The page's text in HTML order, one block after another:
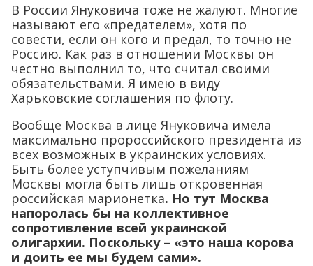
В России Януковича тоже не жалуют. Многие
называют его «предателем», хотя по
совести, если он кого и предал, то точно не
Россию. Как раз в отношении Москвы он
честно выполнил то, что считал своими
обязательствами. Я имею в виду
Харьковские соглашения по флоту.
Вообще Москва в лице Януковича имела
максимально пророссийского президента из
всех возможных в украинских условиях.
Быть более уступчивым пожеланиям
Москвы могла быть лишь откровенная
российская марионетка. Но тут Москва
напоролась бы на коллективное
сопротивление всей украинской
олигархии. Поскольку – «это наша корова
и доить ее мы будем сами».